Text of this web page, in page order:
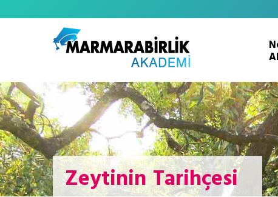
Zeytinin Tarihçesi